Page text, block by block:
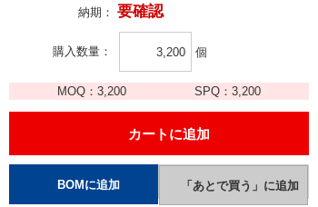
納期： 要確認
購入数量 個
MOQ： 3,200 SPQ：3,200